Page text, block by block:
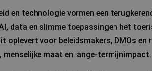
en technologie vormen een
data en slimme toepassingen het
oplevert voor beleidsmakers, DMOs
menselijke maat en lange-termijnimpact.